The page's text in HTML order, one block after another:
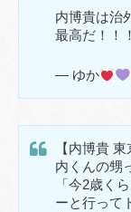
内博貴は治
最高だ！！
— ゆか
【内博貴
内くんの甥
「今2歳く
ーと行って